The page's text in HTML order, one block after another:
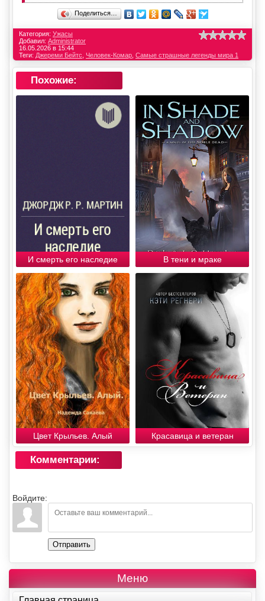
Поделиться…
Категория: Ужасы
Добавил: Administrator
16.05.2026 в 15:44
Теги: Джереми Бейтс Человек-Комар Самые страшные легенды мира 1
Похожие:
И смерть его наследие В тени и мраке
Цвет Крыльев. Алый Красавица и ветеран
Комментарии:
Войдите:
Отправить
Меню